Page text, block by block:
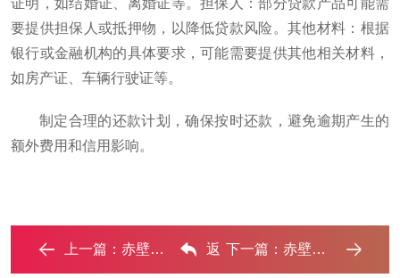
证明，如结婚证、离婚证等。担保人：部分贷款产品可能需
要提供担保人或抵押物，以降低贷款风险。其他材料：根据
银行或金融机构的具体要求，可能需要提供其他相关材料，
如房产证、车辆行驶证等。
制定合理的还款计划，确保按时还款，避免逾期产生的
额外费用和信用影响。
上一篇： 赤壁哪些属于个人消费贷款？‌ 返 下一篇：赤壁住房公积金的提取条件、材料及流程有哪些？ ...‌